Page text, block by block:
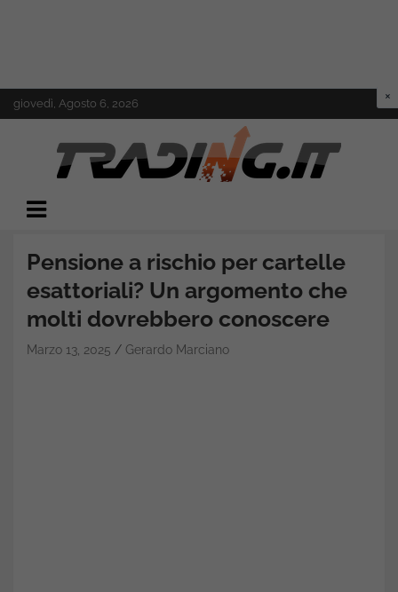
Skip
to
giovedì, Agosto 6, 2026
Trading.it
Pensione a rischio per cartelle
esattoriali? Un argomento che
molti dovrebbero conoscere
Marzo 13, 2025 Gerardo Marciano